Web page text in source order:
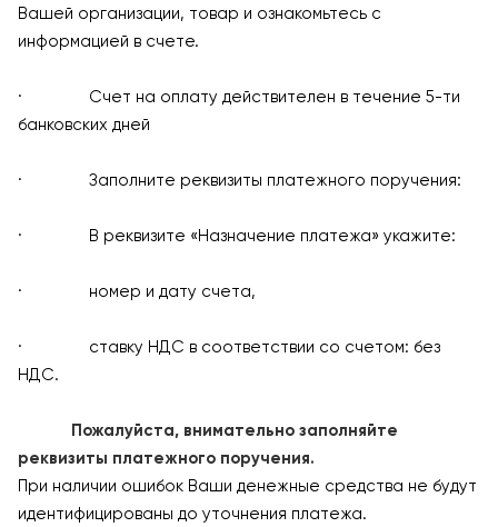
Вашей организации, товар и ознакомьтесь с
информацией в счете.
· Счет на оплату действителен в течение 5-ти
банковских дней
· Заполните реквизиты платежного поручения:
· В реквизите «Назначение платежа» укажите:
· номер и дату счета,
· ставку НДС в соответствии со счетом: без
НДС.
Пожалуйста, внимательно заполняйте
реквизиты платежного поручения.
При наличии ошибок Ваши денежные средства не будут
идентифицированы до уточнения платежа.